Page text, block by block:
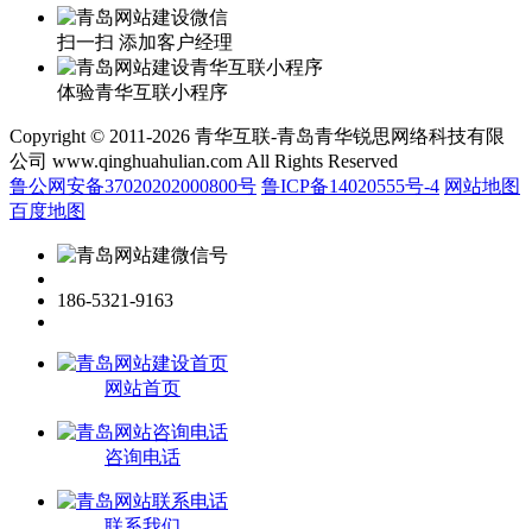
扫一扫 添加客户经理
体验青华互联小程序
Copyright © 2011-2026 青华互联-青岛青华锐思网络科技有限
公司 www.qinghuahulian.com All Rights Reserved
鲁公网安备37020202000800号 鲁ICP备14020555号-4 网站地图
百度地图
186-5321-9163
网站首页
咨询电话